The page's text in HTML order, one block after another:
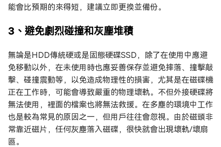
能會比預期的來得短，建議立即更換並備份。
3、避免劇烈碰撞和灰塵堆積
無論是HDD傳統硬或是固態硬碟SSD，除了在使用中應避
免移動以外，在未使用時也應妥善保存並避免摔落、撞擊敲
擊、碰撞震動等，以免造成物理性的損害，尤其是在磁碟機
正在工作時，可能會導致嚴重的物理壞軌。不但外接硬碟將
無法使用，裡面的檔案也將無法救援。在多塵的環境中工作
也是較為常見的原因之一，但用戶往往會忽視。由於磁頭非
常靠近磁片，任何灰塵落入磁碟，很快就會出現壞軌/壞扇
區。